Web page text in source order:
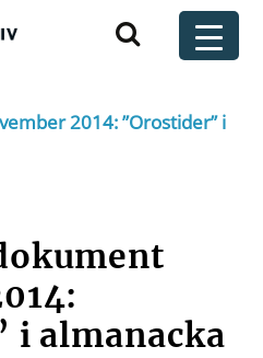
2014: ”Orostider” i
i almanacka